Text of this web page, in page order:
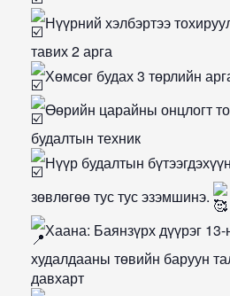
Нүүрний хэлбэртээ
тавих 2 арга
Хөмсөг будах 3 төрлийн
Өөрийн царайны онцлогт
будалтын техник
Нүүр будалтын
зөвлөгөө тус тус эзэмшинэ.
Хаана: Баянзүрх дүүрэг
худалдааны төвийн баруун
давхарт